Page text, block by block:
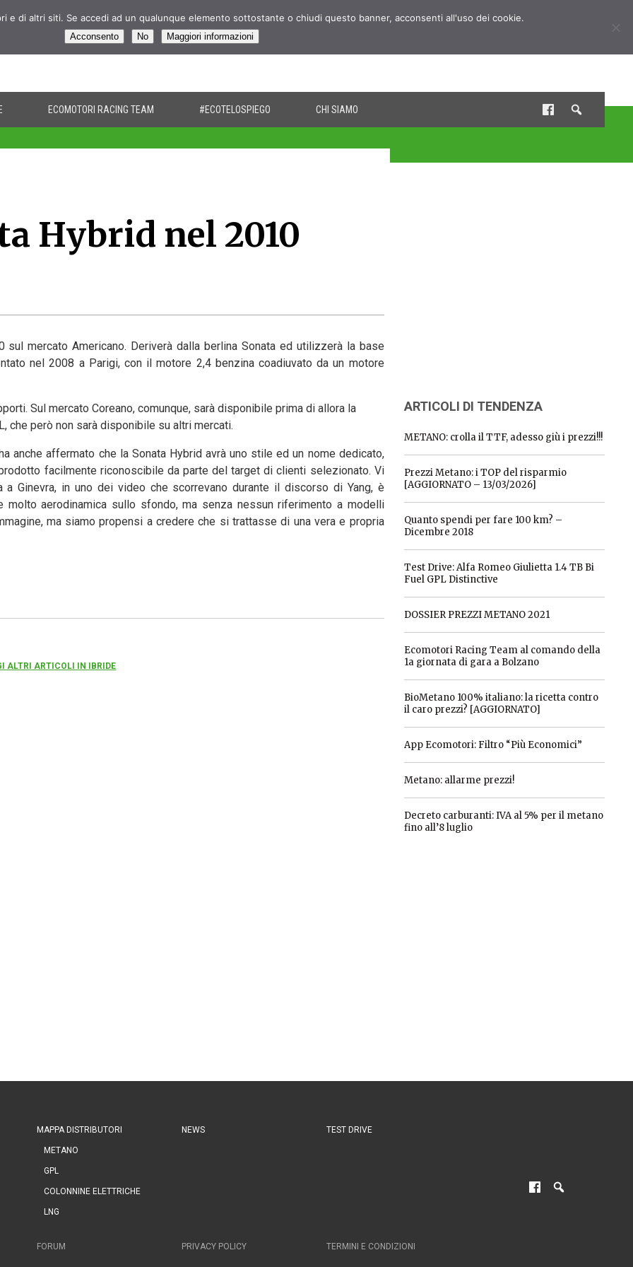
ECOMOTORI RACING TEAM #ECOTELOSPIEGO CHI SIAMO
Hybrid nel 2010
mercato Americano. Deriverà dalla berlina Sonata ed utilizzerà la base
nel 2008 a Parigi, con il motore 2,4 benzina coadiuvato da un motore
Sul mercato Coreano, comunque, sarà disponibile prima di allora la
che però non sarà disponibile su altri mercati.
anche affermato che la Sonata Hybrid avrà uno stile ed un nome dedicato,
facilmente riconoscibile da parte del target di clienti selezionato. Vi
Ginevra, in uno dei video che scorrevano durante il discorso di Yang, è
molto aerodinamica sullo sfondo, ma senza nessun riferimento a modelli
ma siamo propensi a credere che si trattasse di una vera e propria
ALTRI ARTICOLI IN IBRIDE
ARTICOLI DI TENDENZA
METANO: crolla il TTF, adesso giù i prezzi!!!
Prezzi Metano: i TOP del risparmio
[AGGIORNATO – 13/03/2026]
Quanto spendi per fare 100 km? –
Dicembre 2018
Test Drive: Alfa Romeo Giulietta 1.4 TB Bi
Fuel GPL Distinctive
DOSSIER PREZZI METANO 2021
Ecomotori Racing Team al comando della
1a giornata di gara a Bolzano
BioMetano 100% italiano: la ricetta contro
il caro prezzi? [AGGIORNATO]
App Ecomotori: Filtro “Più Economici”
Metano: allarme prezzi!
Decreto carburanti: IVA al 5% per il metano
fino all’8 luglio
MAPPA DISTRIBUTORI
METANO
GPL
COLONNINE ELETTRICHE
LNG
NEWS TEST DRIVE
FORUM PRIVACY POLICY TERMINI E CONDIZIONI
e di altri siti. Se accedi ad un qualunque elemento sottostante o chiudi questo banner, acconsenti all'uso dei cookie.
Acconsento No Maggiori informazioni